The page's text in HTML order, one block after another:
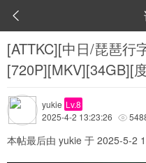

[ATTKC][中日/琵琶行
[720P][MKV][34GB][
yukie Lv.8
2025-4-2 13:23:26

本帖最后由 yukie 于 2025-5-2